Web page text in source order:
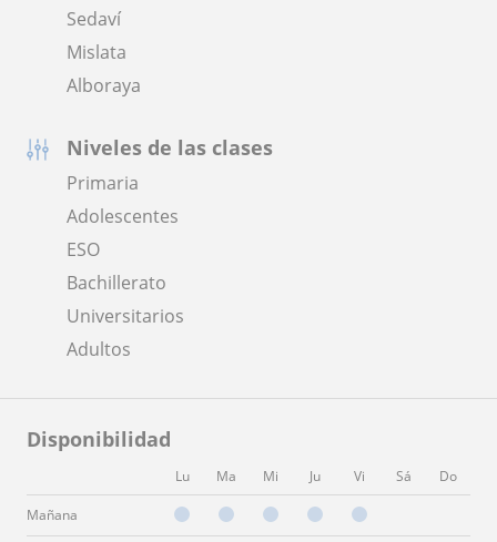
Sedaví
Mislata
Alboraya
Niveles de las clases
Primaria
Adolescentes
ESO
Bachillerato
Universitarios
Adultos
Disponibilidad
Lu Ma Mi Ju Vi Sá Do
Mañana